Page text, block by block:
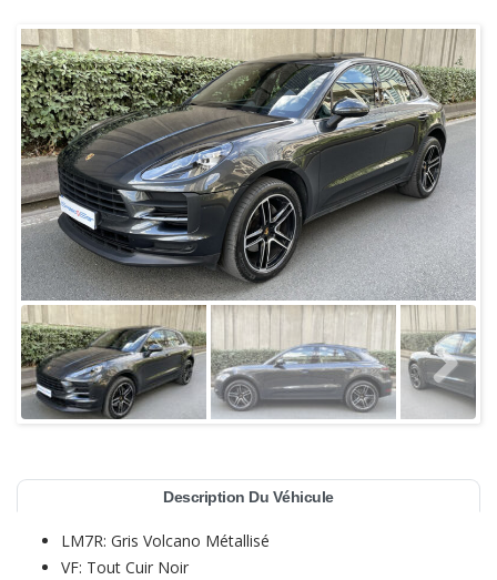
Description Du Véhicule
LM7R: Gris Volcano Métallisé
VF: Tout Cuir Noir